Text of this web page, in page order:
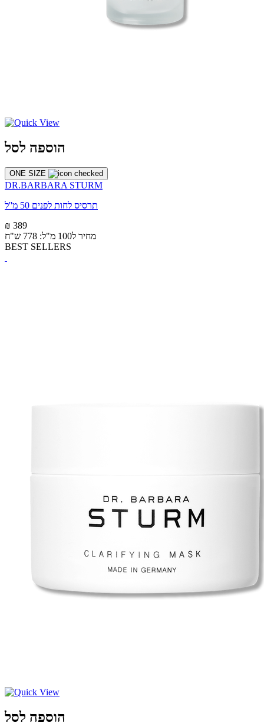
הוספה לסל
ONE SIZE
DR.BARBARA STURM
תרסיס לחות לפנים 50 מ''ל
₪ 389
מחיר ל100 מ"ל: 778 ש"ח
BEST SELLERS
הוספה לסל